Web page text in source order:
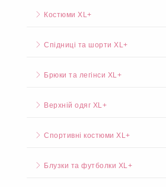
Костюми XL+
Спідниці та шорти XL+
Брюки та легінси XL+
Верхній одяг XL+
Спортивні костюми XL+
Блузки та футболки XL+